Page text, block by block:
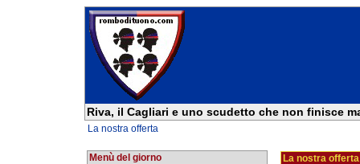
Riva, il Cagliari e uno scudetto che non finisce
La nostra offerta
Menù del giorno
La nostra offerta